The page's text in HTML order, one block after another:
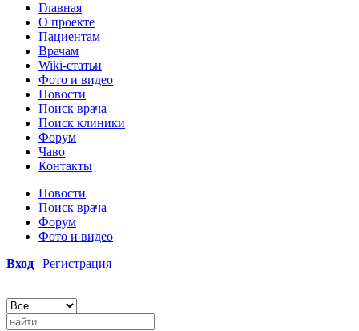
Главная
О проекте
Пациентам
Врачам
Wiki-статьи
Фото и видео
Новости
Поиск врача
Поиск клиники
Форум
Чаво
Контакты
Новости
Поиск врача
Форум
Фото и видео
Вход | Регистрация